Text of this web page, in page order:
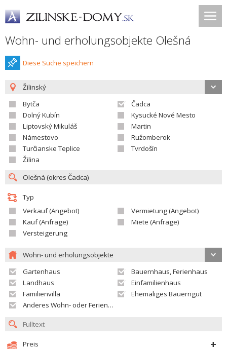
Wohn- und erholungsobjekte Olešná
Diese Suche speichern
Žilinský
Bytča
Čadca
Dolný Kubín
Kysucké Nové Mesto
Liptovský Mikuláš
Martin
Námestovo
Ružomberok
Turčianske Teplice
Tvrdošín
Žilina
Typ
Verkauf (Angebot)
Vermietung (Angebot)
Kauf (Anfrage)
Miete (Anfrage)
Versteigerung
Wohn- und erholungsobjekte
Gartenhaus
Bauernhaus, Ferienhaus
Landhaus
Einfamilienhaus
Familienvilla
Ehemaliges Bauerngut
Anderes Wohn- oder Ferienobjekt
Preis